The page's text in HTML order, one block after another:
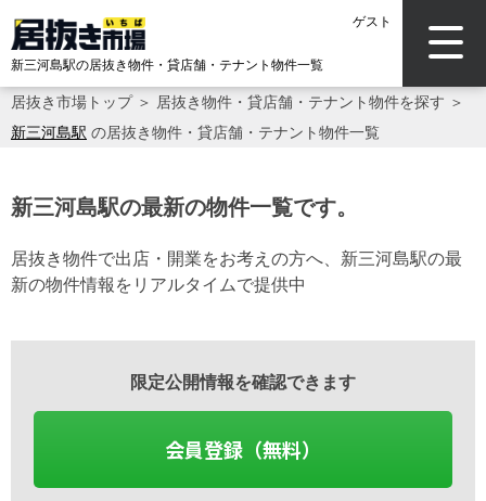
ゲスト
新三河島駅の居抜き物件・貸店舗・テナント物件一覧
居抜き市場トップ＞ 居抜き物件・貸店舗・テナント物件を探す ＞
新三河島駅 の居抜き物件・貸店舗・テナント物件一覧
新三河島駅の最新の物件一覧です。
居抜き物件で出店・開業をお考えの方へ、新三河島駅の最
新の物件情報をリアルタイムで提供中
限定公開情報を確認できます
会員登録（無料）